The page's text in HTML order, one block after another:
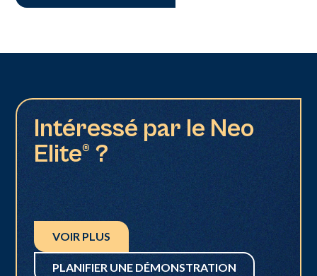
Intéressé par le Neo
Elite® ?
VOIR PLUS
PLANIFIER UNE DÉMONSTRATION